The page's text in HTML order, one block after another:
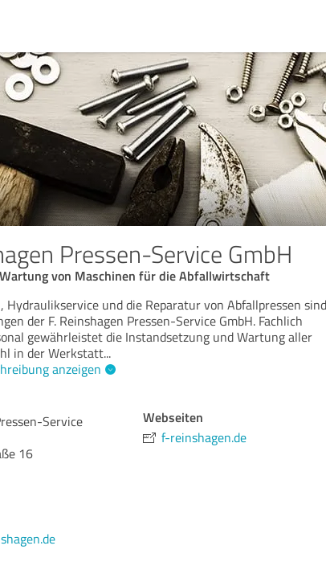
Pressen-Service GmbH
von Maschinen für die Abfallwirtschaft
Hydraulikservice und die Reparatur von Abfallpressen sind
der F. Reinshagen Pressen-Service GmbH. Fachlich
gewährleistet die Instandsetzung und Wartung aller
in der Werkstatt...
anzeigen
Service
16
Webseiten
f-reinshagen.de